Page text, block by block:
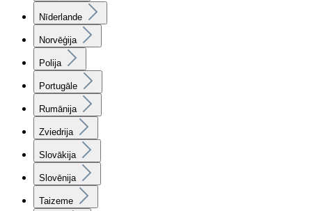
Nīderlande
Norvēģija
Polija
Portugāle
Rumānija
Zviedrija
Slovākija
Slovēnija
Taizeme